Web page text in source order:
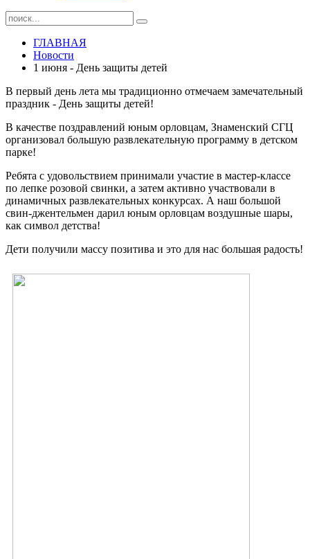
ГЛАВНАЯ
Новости
1 июня - День защиты детей
В первый день лета мы традиционно отмечаем замечательный
праздник - День защиты детей!
В качестве поздравлений юным орловцам, Знаменский СГЦ
организовал большую развлекательную программу в детском
парке!
Ребята с удовольствием принимали участие в мастер-классе
по лепке розовой свинки, а затем активно участвовали в
динамичных развлекательных конкурсах. А наш большой
свин-джентельмен дарил юным орловцам воздушные шары,
как символ детства!
Дети получили массу позитива и это для нас большая радость!